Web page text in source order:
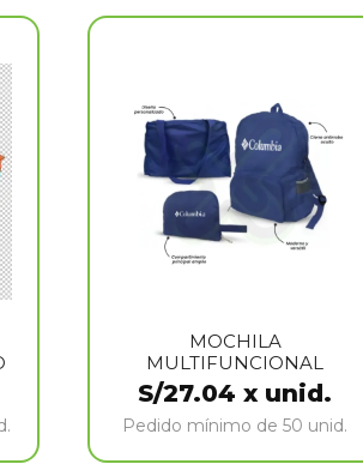
MOCHILA
MULTIFUNCIONAL
S/27.04 x unid.
Pedido mínimo de 50 unid.